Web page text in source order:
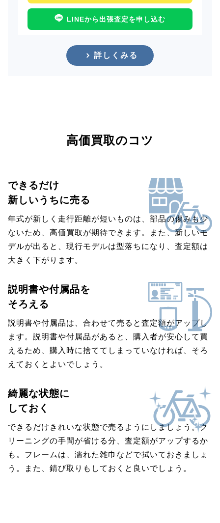
LINEから出張査定を申し込む
詳しくみる
高価買取のコツ
できるだけ
新しいうちに売る
年式が新しく走行距離が短いものは、部品の傷みも少
ないため、高価買取が期待できます。また、新しいモ
デルが出ると、現行モデルは型落ちになり、査定額は
大きく下がります。
説明書や付属品を
そろえる
説明書や付属品は、合わせて売ると査定額がアップし
ます。説明書や付属品があると、購入者が安心して買
えるため、購入時に捨ててしまっていなければ、そろ
えておくとよいでしょう。
綺麗な状態に
しておく
できるだけきれいな状態で売るようにしましょう。ク
リーニングの手間が省ける分、査定額がアップするか
も。フレームは、濡れた雑巾などで拭いておきましょ
う。また、錆び取りもしておくと良いでしょう。